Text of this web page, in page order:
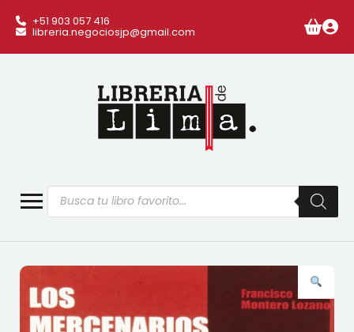
+51 903 057 416
libreria.negociosjp@gmail.com
Búsqueda
de
productos